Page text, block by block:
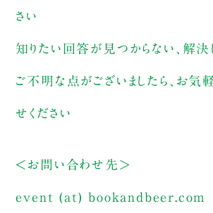
さい
知りたい回答が見つからない、解決
ご不明な点がございましたら、お気
せください
＜お問い合わせ先＞
event (at) bookandbeer.com